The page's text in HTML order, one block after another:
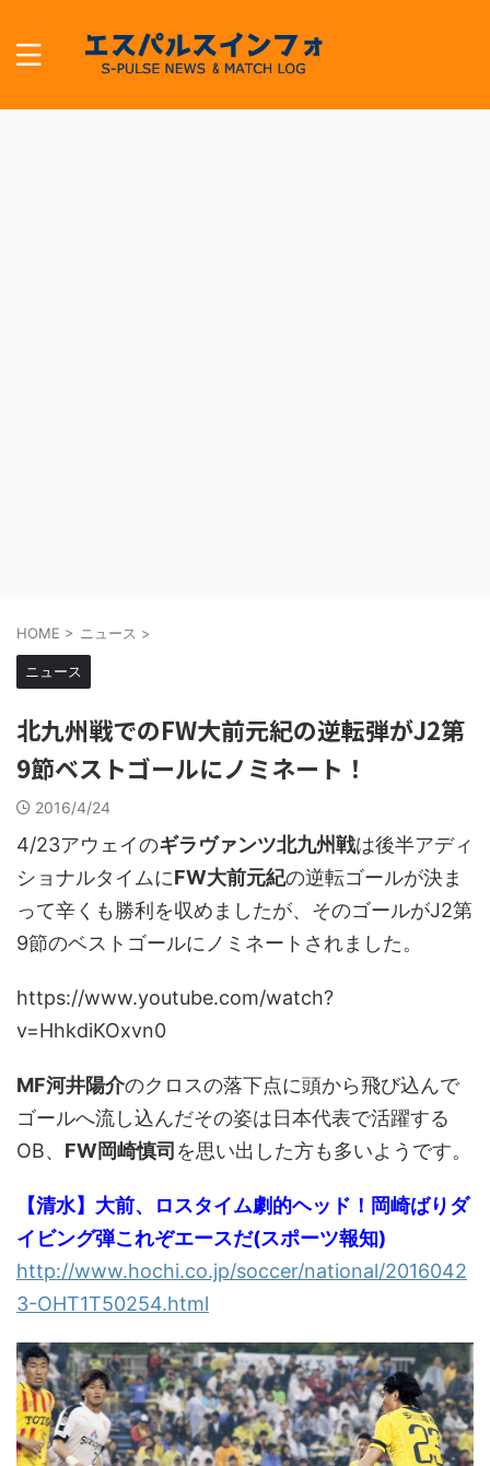
HOME > ニュース >
ニュース
北九州戦でのFW大前元紀の逆転弾がJ2第
9節ベストゴールにノミネート！
2016/4/24
4/23アウェイのギラヴァンツ北九州戦は後半アディ
ショナルタイムにFW大前元紀の逆転ゴールが決ま
って辛くも勝利を収めましたが、そのゴールがJ2第
9節のベストゴールにノミネートされました。
https://www.youtube.com/watch?
v=HhkdiKOxvn0
MF河井陽介のクロスの落下点に頭から飛び込んで
ゴールへ流し込んだその姿は日本代表で活躍する
OB、 FW岡崎慎司 を思い出した方も多いようです。
【清水】大前、ロスタイム劇的ヘッド！岡崎ばりダ
イビング弾これぞエースだ(スポーツ報知)
http://www.hochi.co.jp/soccer/national/2016042
3-OHT1T50254.html